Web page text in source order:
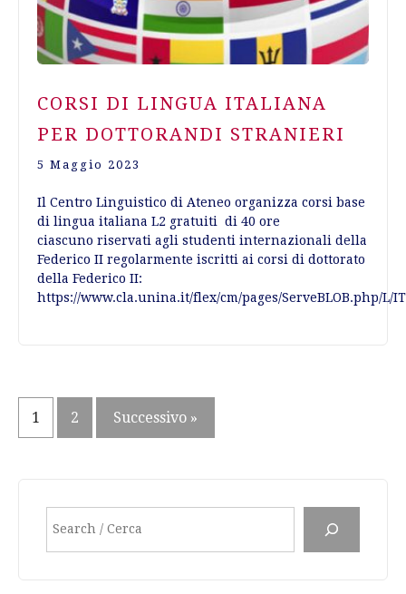
CORSI DI LINGUA ITALIANA
PER DOTTORANDI STRANIERI
5 Maggio 2023
Il Centro Linguistico di Ateneo organizza corsi base
di lingua italiana L2 gratuiti di 40 ore
ciascuno riservati agli studenti internazionali della
Federico II regolarmente iscritti ai corsi di dottorato
della Federico II:
https://www.cla.unina.it/flex/cm/pages/ServeBLOB.php/L/
Paginazione
1 2 Successivo »